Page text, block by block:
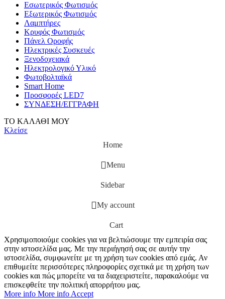
Εσωτερικός Φωτισμός
Εξωτερικός Φωτισμός
Λαμπτήρες
Κρυφός Φωτισμός
Πάνελ Οροφής
Ηλεκτρικές Συσκευές
Ξενοδοχειακά
Ηλεκτρολογικό Υλικό
Φωτοβολταϊκά
Smart Home
Προσφορές LED7
ΣΥΝΔΕΣΗ/ΕΓΓΡΑΦΗ
ΤΟ ΚΑΛΑΘΙ ΜΟΥ
Κλείσε
Home
Menu
Sidebar
My account
Cart
Χρησιμοποιούμε cookies για να βελτιώσουμε την εμπειρία σας
στην ιστοσελίδα μας. Με την περιήγησή σας σε αυτήν την
ιστοσελίδα, συμφωνείτε με τη χρήση των cookies από εμάς. Αν
επιθυμείτε περισσότερες πληροφορίες σχετικά με τη χρήση των
cookies και πώς μπορείτε να τα διαχειριστείτε, παρακαλούμε να
επισκεφθείτε την πολιτική απορρήτου μας.
More info More info Accept